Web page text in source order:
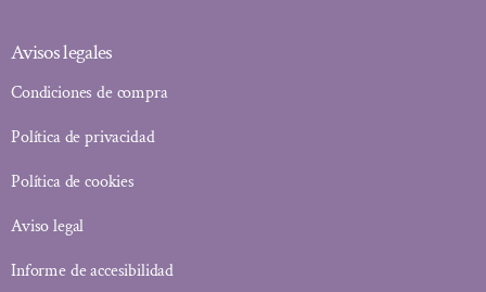
Avisos legales
Condiciones de compra
Política de privacidad
Política de cookies
Aviso legal
Informe de accesibilidad